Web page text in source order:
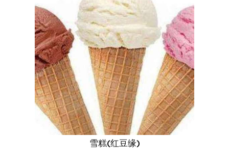
雪糕(红豆缘)